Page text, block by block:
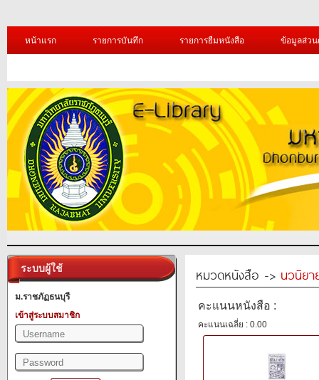
หน้าแรก รายการบันทึก รายการยืมหนังสือ ข้อมูลส่ว
ระบบผู้ใช้
ม.ราชภัฏธนบุรี
เข้าสู่ระบบสมาชิก
หมวดหนังสือ -> นวนิยา
คะแนนหนังสือ :
คะแนนเฉลี่ย : 0.00